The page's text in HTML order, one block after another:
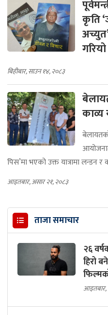
कृति
बिहीबार, साउन १४, २०८३
काव्य
पिस’मा भएको उक्त यात्रामा लन्डन र
आइतबार, असार २१, २०८३
ताजा समाचार
२६
हिरो
आइतबार,